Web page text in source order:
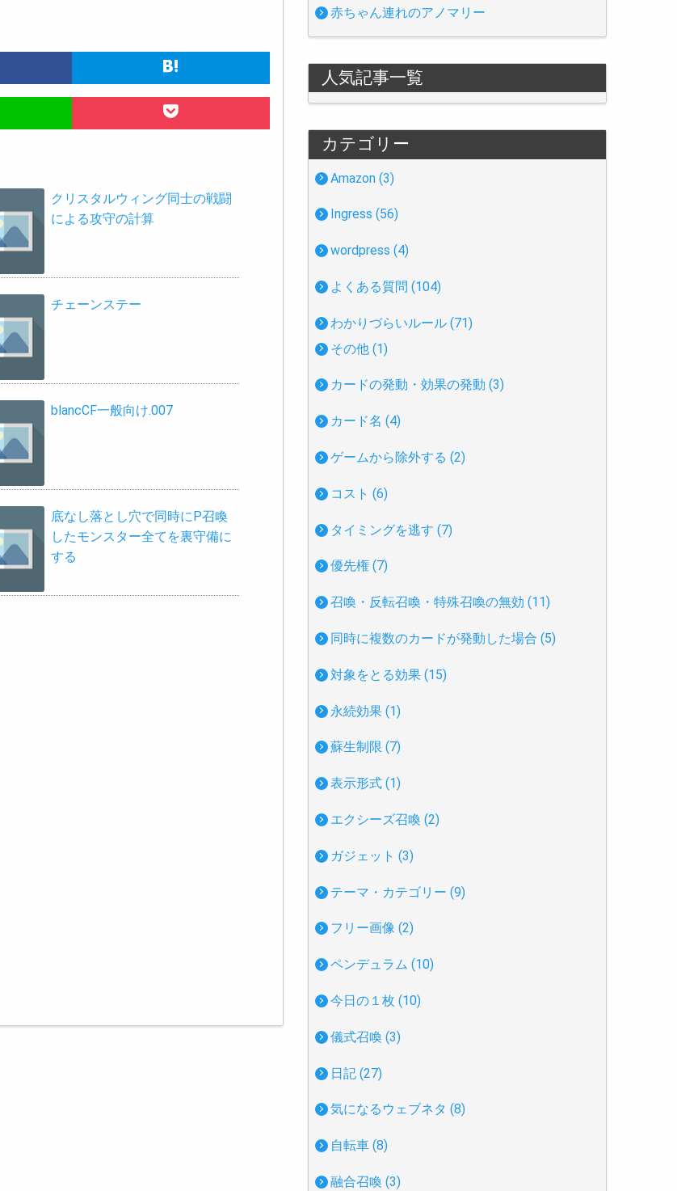
クリスタルウィング同士の戦闘
による攻守の計算
チェーンステー
blancCF一般向け.007
底なし落とし穴で同時にP召喚
したモンスター全てを裏守備に
する
赤ちゃん連れのアノマリー
人気記事一覧
カテゴリー
Amazon (3)
Ingress (56)
wordpress (4)
よくある質問 (104)
わかりづらいルール (71)
その他 (1)
カードの発動・効果の発動 (3)
カード名 (4)
ゲームから除外する (2)
コスト (6)
タイミングを逃す (7)
優先権 (7)
召喚・反転召喚・特殊召喚の無効 (11)
同時に複数のカードが発動した場合 (5)
対象をとる効果 (15)
永続効果 (1)
蘇生制限 (7)
表示形式 (1)
エクシーズ召喚 (2)
ガジェット (3)
テーマ・カテゴリー (9)
フリー画像 (2)
ペンデュラム (10)
今日の１枚 (10)
儀式召喚 (3)
日記 (27)
気になるウェブネタ (8)
自転車 (8)
融合召喚 (3)